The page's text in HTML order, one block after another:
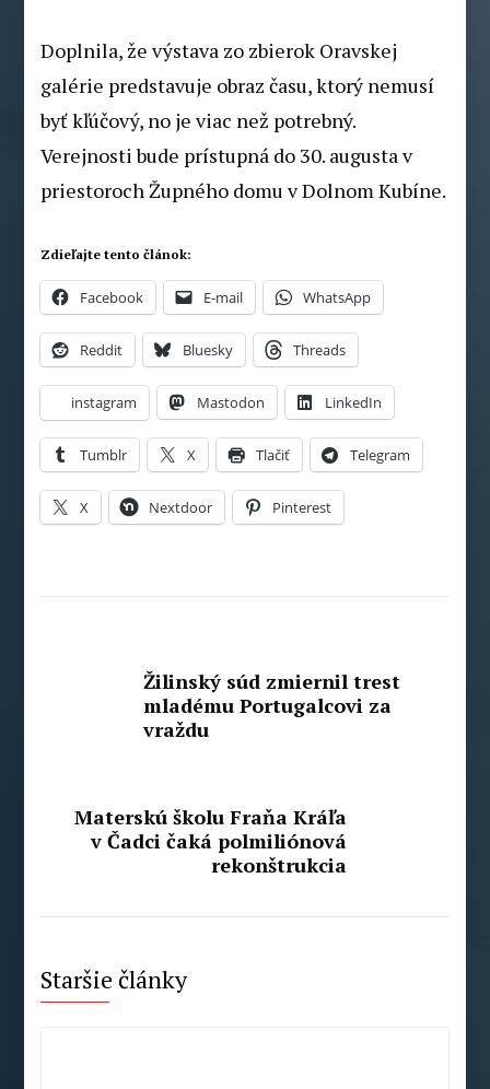
Doplnila, že výstava zo zbierok Oravskej
galérie predstavuje obraz času, ktorý nemusí
byť kľúčový, no je viac než potrebný.
Verejnosti bude prístupná do 30. augusta v
priestoroch Župného domu v Dolnom Kubíne.
Zdieľajte tento článok:
Facebook E-mail WhatsApp
Reddit Bluesky Threads
instagram Mastodon LinkedIn
Tumblr X Tlačiť Telegram
X Nextdoor Pinterest
Žilinský súd zmiernil trest
mladému Portugalcovi za
vraždu
Materskú školu Fraňa Kráľa
v Čadci čaká polmiliónová
rekonštrukcia
Staršie články